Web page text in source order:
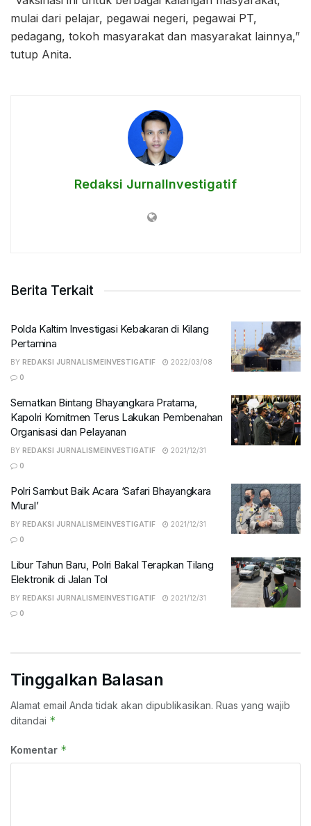
mulai dari pelajar, pegawai negeri, pegawai PT,
pedagang, tokoh masyarakat dan masyarakat lainnya,”
tutup Anita.
Redaksi JurnalInvestigatif
Berita Terkait
Polda Kaltim Investigasi Kebakaran di Kilang
Pertamina
BY REDAKSI JURNALISMEINVESTIGATIF
2022/03/08
0
Sematkan Bintang Bhayangkara Pratama,
Kapolri Komitmen Terus Lakukan Pembenahan
Organisasi dan Pelayanan
BY REDAKSI JURNALISMEINVESTIGATIF
2021/12/31
0
Polri Sambut Baik Acara ‘Safari Bhayangkara
Mural’
BY REDAKSI JURNALISMEINVESTIGATIF
2021/12/31
0
Libur Tahun Baru, Polri Bakal Terapkan Tilang
Elektronik di Jalan Tol
BY REDAKSI JURNALISMEINVESTIGATIF
2021/12/31
0
Tinggalkan Balasan
Alamat email Anda tidak akan dipublikasikan. Ruas yang wajib
ditandai *
Komentar *